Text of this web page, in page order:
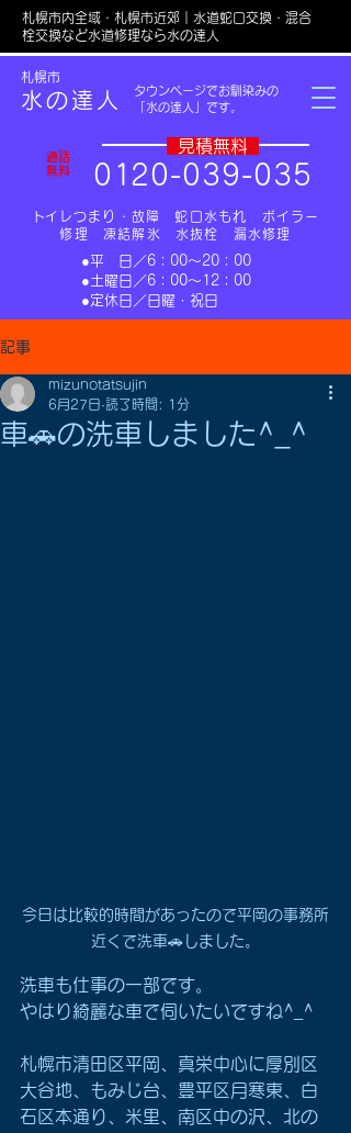
札幌市内全域・札幌市近郊｜水道蛇口交換・混合
栓交換など水道修理なら水の達人
​札幌市
水の達人
タウンページでお馴染みの
「水の達人」です。
​見積無料
通話
無料
0 1 20-039-035
​トイレつまり・故障 蛇口水もれ ボイラー
修理 凍結解氷 水抜栓 漏水修理
​●平 日／6：00～20：00
​●土曜日／6：00～12：00
​●定休日／日曜・祝日​
記事
車🚗の洗車しました^_^
mizunotatsujin
6月27日 読了時間: 1分
今日は比較的時間があったので平岡の事務所
近くで洗車🚗しました。
洗車も仕事の一部です。
やはり綺麗な車で伺いたいですね^_^
札幌市清田区平岡、真栄中心に厚別区
大谷地、もみじ台、豊平区月寒東、白
石区本通り、米里、南区中の沢、北の